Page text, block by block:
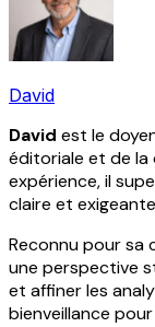
David
David est le
éditoriale et de la
expérience, il
claire et
Reconnu pour sa
une perspective
et affiner les
bienveillance